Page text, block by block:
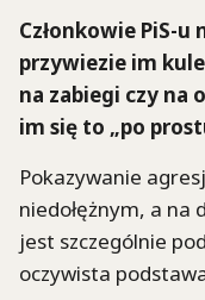
Członkowie PiS-u
przywiezie im
na zabiegi czy na
im się to „po
Pokazywanie
niedołężnym, a
jest szczególnie
oczywista